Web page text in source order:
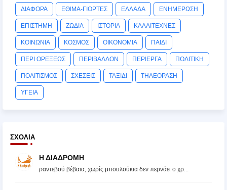
ΔΙΑΦΟΡΑ ΕΘΙΜΑ-ΓΙΟΡΤΕΣ ΕΛΛΑΔΑ ΕΝΗΜΕΡΩΣΗ
ΕΠΙΣΤΗΜΗ ΖΩΔΙΑ ΙΣΤΟΡΙΑ ΚΑΛΛΙΤΕΧΝΕΣ
ΚΟΙΝΩΝΙΑ ΚΟΣΜΟΣ ΟΙΚΟΝΟΜΙΑ ΠΑΙΔΙ
ΠΕΡΙ ΟΡΕΞΕΩΣ ΠΕΡΙΒΑΛΛΟΝ ΠΕΡΙΕΡΓΑ ΠΟΛΙΤΙΚΗ
ΠΟΛΙΤΙΣΜΟΣ ΣΧΕΣΕΙΣ ΤΑΞΙΔΙ ΤΗΛΕΟΡΑΣΗ
ΥΓΕΙΑ
ΣΧΌΛΙΑ
Η ΔΙΑΔΡΟΜΗ
ραντεβού βέβαια, χωρίς μπουλούκια δεν περνάει ο χρ...